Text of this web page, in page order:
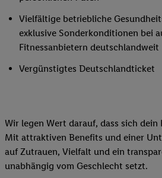
Vielfältige betriebliche
exklusive Sonderkonditionen bei
Fitnessanbietern deutschlandweit
Vergünstigtes Deutschlandticket
Wir legen Wert darauf, dass sich
Mit attraktiven Benefits und einer
auf Zutrauen, Vielfalt und ein
unabhängig vom Geschlecht setzt.